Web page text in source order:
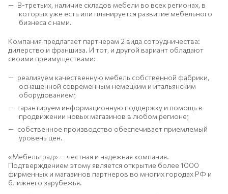
В-третьих, наличие складов мебели во всех регионах, в
которых уже есть или планируется развитие мебельного
бизнеса с нами.
Компания предлагает партнерам 2 вида сотрудничества:
дилерство и франшиза. И тот, и другой вариант обладают
своими преимуществами:
реализуем качественную мебель собственной фабрики,
оснащенной современным немецким и итальянским
оборудованием;
гарантируем информационную поддержку и помощь в
продвижении новых магазинов в любом регионе;
собственное производство обеспечивает приемлемый
уровень цен.
«Мебельград» — честная и надежная компания.
Подтверждением этому является открытие более 1000
фирменных и магазинов партнеров во многих городах РФ и
ближнего зарубежья.